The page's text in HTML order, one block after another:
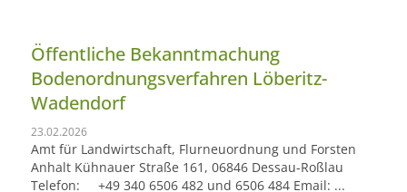
Öffentliche Bekanntmachung
Bodenordnungsverfahren Löberitz-
Wadendorf
23.02.2026
Amt für Landwirtschaft, Flurneuordnung und Forsten
Anhalt Kühnauer Straße 161, 06846 Dessau-Roßlau
Telefon: +49 340 6506 482 und 6506 484 Email: ...